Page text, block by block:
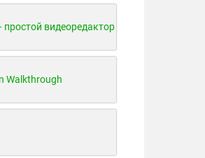
простой видеоредактор
Walkthrough